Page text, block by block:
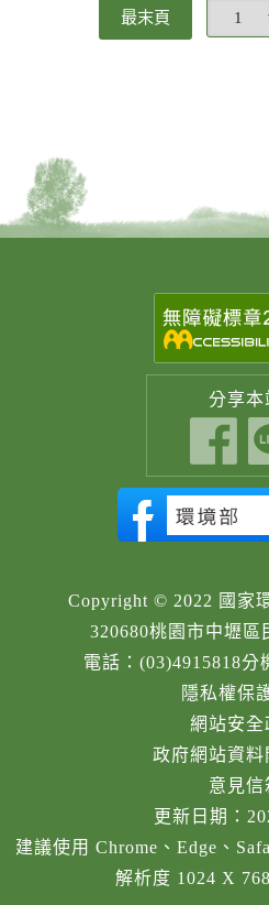
最末頁
分享本
Copyright © 2022 國家
320680桃園市中壢區
電話：(03)4915818分
隱私權保
網站安全
政府網站資料
意見信
更新日期：
建議使用 Chrome、Edge、
解析度 1024 X